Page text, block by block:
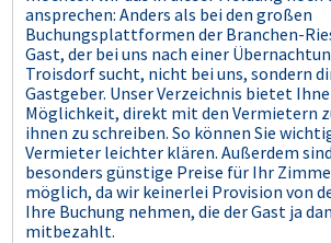
ansprechen: Anders als bei den großen
Buchungsplattformen der Branchen-
Gast, der bei uns nach einer
Troisdorf sucht, nicht bei uns, sondern
Gastgeber. Unser Verzeichnis bietet
Möglichkeit, direkt mit den Vermietern
ihnen zu schreiben. So können Sie
Vermieter leichter klären. Außerdem
besonders günstige Preise für Ihr
möglich, da wir keinerlei Provision von
Ihre Buchung nehmen, die der Gast ja
mitbezahlt.